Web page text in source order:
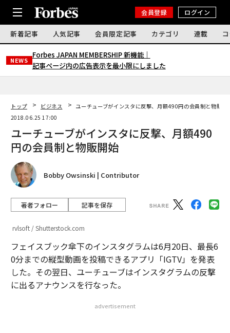
会員登録 ログイン
新着記事 人気記事 会員限定記事 カテゴリ 連載
NEWS
Forbes JAPAN MEMBERSHIP 新機能｜
記事ページ内の広告表示を最小限にしました
トップ ビジネス
ユーチューブがインスタに反撃、月額490円の会員制と物販開
2018.06.25 17:00
ユーチューブがインスタに反撃、月額490
円の会員制と物販開始
Bobby Owsinski | Contributor
著者フォロー 記事を保存
rvlsoft / Shutterstock.com
フェイスブック傘下のインスタグラムは6月20日、最長6
0分までの縦型動画を投稿できるアプリ「IGTV」を発表
した。その翌日、ユーチューブはインスタグラムの反撃
に出るアナウンスを行なった。
advertisement